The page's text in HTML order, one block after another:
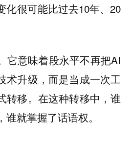
化很可能比过去10年、20
它意味着段永平不再把AI
术升级，而是当成一次工
转移。在这种转移中，谁
就掌握了话语权。